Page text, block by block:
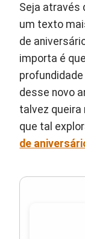
Seja através
um texto
de
importa é
desse novo
talvez queira
que tal
de